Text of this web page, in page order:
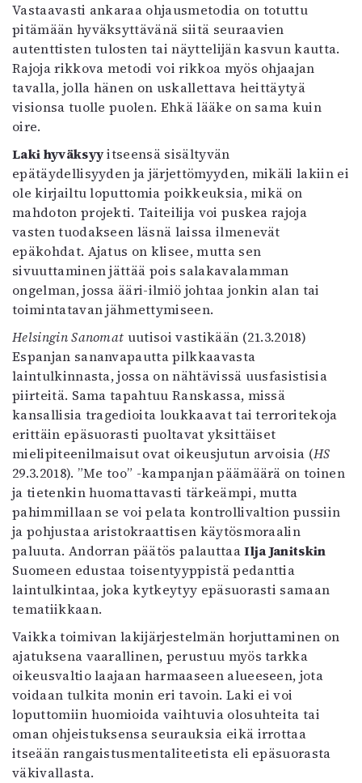
Vastaavasti ankaraa ohjausmetodia on totuttu
pitämään hyväksyttävänä siitä seuraavien
autenttisten tulosten tai näyttelijän kasvun kautta.
Rajoja rikkova metodi voi rikkoa myös ohjaajan
tavalla, jolla hänen on uskallettava heittäytyä
visionsa tuolle puolen. Ehkä lääke on sama kuin
oire.
Laki hyväksyyitseensä sisältyvän
epätäydellisyyden ja järjettömyyden, mikäli lakiin ei
ole kirjailtu loputtomia poikkeuksia, mikä on
mahdoton projekti. Taiteilija voi puskea rajoja
vasten tuodakseen läsnä laissa ilmenevät
epäkohdat. Ajatus on klisee, mutta sen
sivuuttaminen jättää pois salakavalamman
ongelman, jossa ääri-ilmiö johtaa jonkin alan tai
toimintatavan jähmettymiseen.
Helsingin Sanomat uutisoi vastikään (21.3.2018)
Espanjan sananvapautta pilkkaavasta
laintulkinnasta, jossa on nähtävissä uusfasistisia
piirteitä. Sama tapahtuu Ranskassa, missä
kansallisia tragedioita loukkaavat tai terroritekoja
erittäin epäsuorasti puoltavat yksittäiset
mielipiteenilmaisut ovat oikeusjutun arvoisia (HS
29.3.2018). ”Me too” -kampanjan päämäärä on toinen
ja tietenkin huomattavasti tärkeämpi, mutta
pahimmillaan se voi pelata kontrollivaltion pussiin
ja pohjustaa aristokraattisen käytösmoraalin
paluuta. Andorran päätös palauttaaIlja Janitskin
Suomeen edustaa toisentyyppistä pedanttia
laintulkintaa, joka kytkeytyy epäsuorasti samaan
tematiikkaan.
Vaikka toimivan lakijärjestelmän horjuttaminen on
ajatuksena vaarallinen, perustuu myös tarkka
oikeusvaltio laajaan harmaaseen alueeseen, jota
voidaan tulkita monin eri tavoin. Laki ei voi
loputtomiin huomioida vaihtuvia olosuhteita tai
oman ohjeistuksensa seurauksia eikä irrottaa
itseään rangaistusmentaliteetista eli epäsuorasta
väkivallasta.